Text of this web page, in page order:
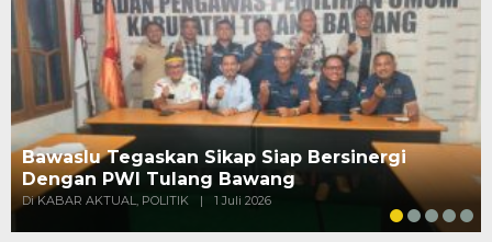
Bawaslu Tegaskan Sikap Siap Bersinergi
Dengan PWI Tulang Bawang
Di KABAR AKTUAL, POLITIK | 1 Juli 2026